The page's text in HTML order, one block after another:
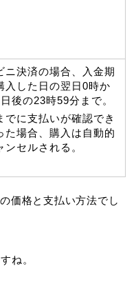
ニ決済の場合、入金期
入した日の翌日0時か
後の23時59分まで。
でに支払いが確認でき
た場合、購入は自動的
ンセルされる。
価格と支払い方法でし
ね。